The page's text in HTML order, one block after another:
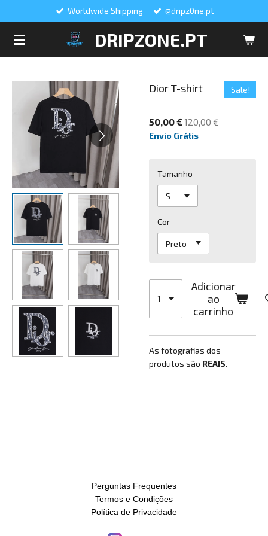
DRIPZONE.PT
Worldwide Shipping @dripz0ne.pt
Dior T-shirt Sale!
50,00 €120,00 €
Envio Grátis
Tamanho
Cor
Adicionar
ao
carrinho
As fotografias dos
produtos são REAIS.
Perguntas Frequentes
Termos e Condições
Política de Privacidade